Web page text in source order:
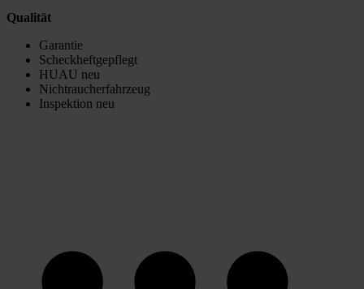
Qualität
Garantie
Scheckheftgepflegt
HUAU neu
Nichtraucherfahrzeug
Inspektion neu